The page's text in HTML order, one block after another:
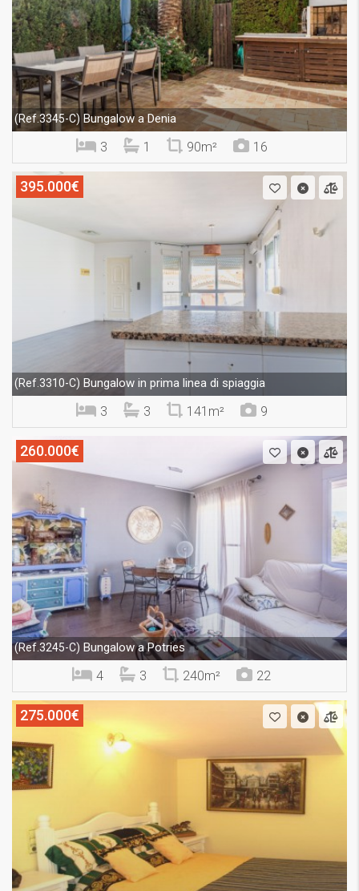
(Ref.3345-C) Bungalow a Denia
3 1 90m² 16
395.000€
(Ref.3310-C) Bungalow in prima linea di spiaggia
3 3 141m² 9
260.000€
(Ref.3245-C) Bungalow a Potries
4 3 240m² 22
275.000€